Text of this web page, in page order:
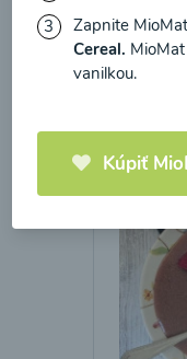
Zapnite
Cereal.
vanilkou.
Kúpiť